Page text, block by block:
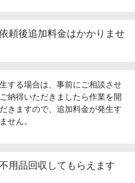
頼後追加料金はかかりませ
する場合は、事前にご相談させ
納得いただきましたら作業を開
きますので、追加料金が発生す
せん。
用品回収してもらえます